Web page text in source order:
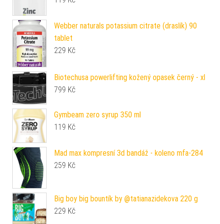
Webber naturals potassium citrate (draslík) 90
tablet
229 Kč
Biotechusa powerlifting kožený opasek černý - xl
799 Kč
Gymbeam zero syrup 350 ml
119 Kč
Mad max kompresní 3d bandáž - koleno mfa-284
259 Kč
Big boy big bountík by @tatianazidekova 220 g
229 Kč